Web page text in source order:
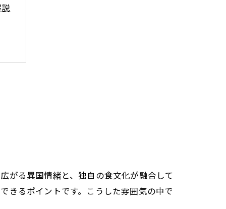
がる異国情緒と、独自の食文化が融合して
きるポイントです。こうした雰囲気の中で